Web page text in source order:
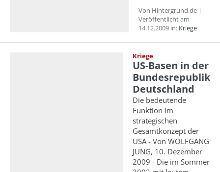
Von Hintergrund.de |
Veröffentlicht am
14.12.2009 in: Kriege
Kriege
US-Basen in der
Bundesrepublik
Deutschland
Die bedeutende
Funktion im
strategischen
Gesamtkonzept der
USA - Von WOLFGANG
JUNG, 10. Dezember
2009 - Die im Sommer